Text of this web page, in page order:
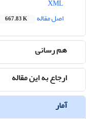
اصل مقاله
667.83 K
هم رسانی
ارجاع به این مقاله
آمار